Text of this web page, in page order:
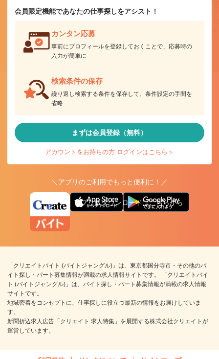
会員限定機能であなたの仕事探しをアシスト！
カンタン応募
事前にプロフィールを登録しておくことで、応募時の
入力が簡単に
検索条件の保存
繰り返し検索する条件を保存して、条件設定の手間を
省略
まずは会員登録（無料）
アカウントをお持ちの方 ログインはこちら＞
＼アプリのご利用でもっと便利に！／
アプリ版ダウンロードはこちらから
「クリエイトバイト (バイトジャングル)」は、東京都国分寺市・その他のバ
イト探し・パート募集情報が満載の求人情報サイトです。 「クリエイトバイ
ト (バイトジャングル)」は、バイト探し・パート募集情報が満載の求人情報
サイトです。
地域密着をコンセプトに、仕事探しに役立つ最新の情報をお届けしていま
す。
新聞折込求人広告「クリエイト 求人特集」を展開する株式会社クリエイトが
運営しています。